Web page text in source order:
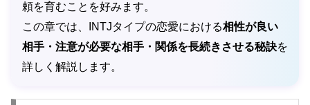
頼を育むことを好みます。
この章では、INTJタイプの恋愛における相性が良い
相手・注意が必要な相手・関係を長続きさせる秘訣を
詳しく解説します。